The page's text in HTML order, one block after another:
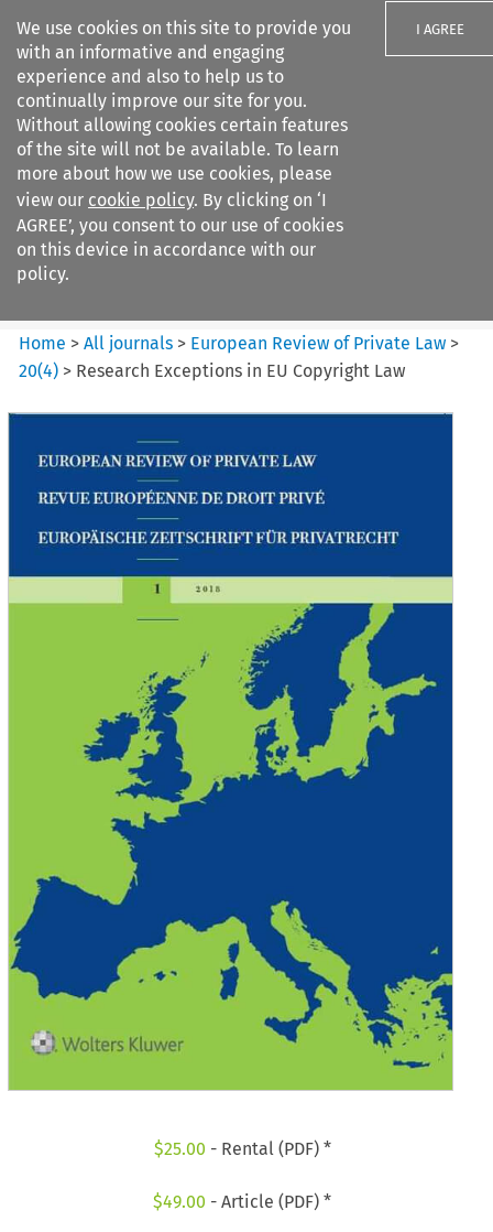
We use cookies on this site to provide you
with an informative and engaging
experience and also to help us to
continually improve our site for you.
Without allowing cookies certain features
of the site will not be available. To learn
more about how we use cookies, please
view our cookie policy. By clicking on ‘I
AGREE’, you consent to our use of cookies
on this device in accordance with our
policy.
I AGREE
Search filters
European Review of Private
Law
Home >All journals > European Review of Private Law >
20(4) > Research Exceptions in EU Copyright Law
$25.00 - Rental (PDF) *
$49.00 - Article (PDF) *